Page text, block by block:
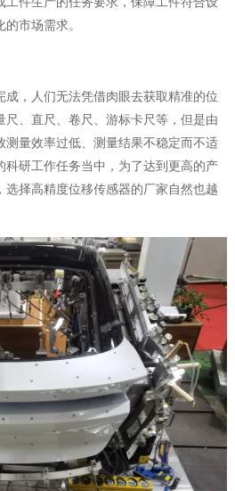
市场需求。
成，人们无法凭借肉眼去获取精准的位
尺、直尺、卷尺、游标卡尺等，但是由
测量效率过低、测量结果不稳定而不适
科研工作任务当中，为了达到更高的产
选择高精度位移传感器的厂家自然也越